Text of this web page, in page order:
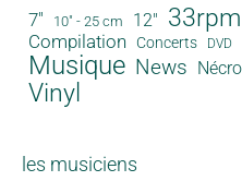
7" 10" - 25 cm 12" 33rpm
Compilation Concerts DVD
Musique News
Vinyl
les musiciens